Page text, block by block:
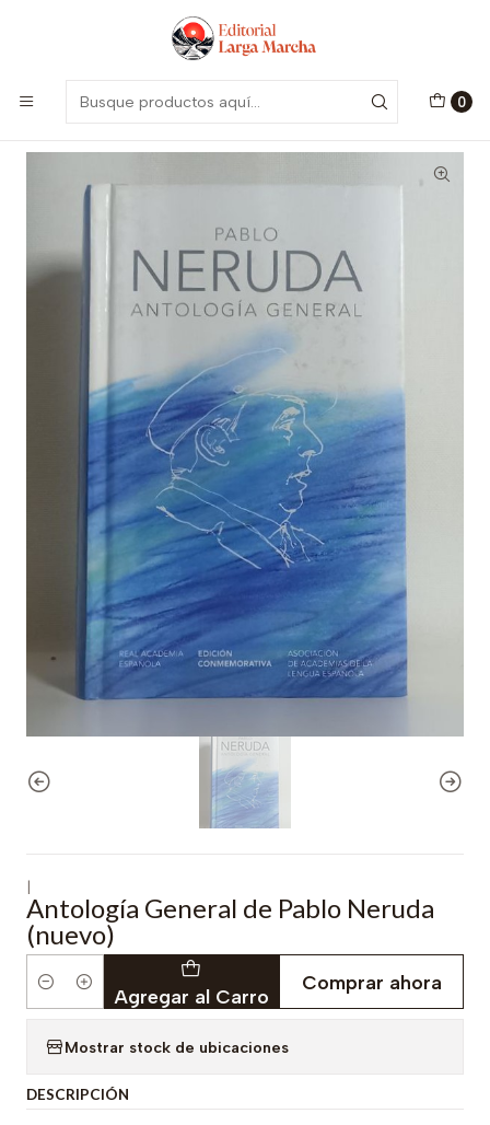
0
Encuentra nuestro catálogo aquí
Antología General de Pablo Neruda (nuevo)
Antología General de Pablo Neruda
(nuevo)
Cantidad Agregar al Carro
Comprar ahora
Mostrar stock de ubicaciones
DESCRIPCIÓN